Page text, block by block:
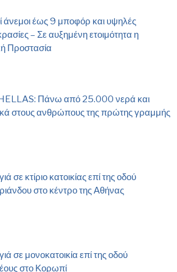
άνεμοι έως 9 μποφόρ και υψηλές
– Σε αυξημένη ετοιμότητα η
Προστασία
Πάνω από 25.000 νερά και
στους ανθρώπους της πρώτης γραμμής
σε κτίριο κατοικίας επί της οδού
στο κέντρο της Αθήνας
σε μονοκατοικία επί της οδού
στο Κορωπί